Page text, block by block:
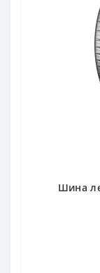
Шина